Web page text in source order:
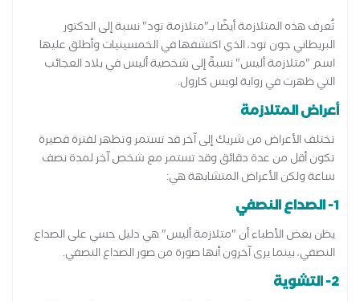
تُعرف هذه المتلازمة أيضًا بـ"متلازمة تود" نسبة إلى الدكتور
البريطاني جون تود، الذي اكتشفها في الخمسينيات وأطلق عليها
اسم "متلازمة أليس" نسبةً إلى شخصية أليس في بلاد العجائب
التي ظهرت في رواية لويس كارول.
أعراض المتلازمة
تختلف الأعراض من شريك إلى آخر قد تستمر وتظهر لفترة قصيرة
تكون أقل من عدة دقائق وقد تستمر مع شخص آخر لمدة نصف
ساعة ولكن الأعراض المتشابهة هي:
1- الصداع النصفي
يظن بعض الأطباء أن "متلازمة أليس" هي دليل حسي على الصداع
النصفي، بينما يرى آخرون أنها صورة من صور الصداع النصفي.
2- التشوية